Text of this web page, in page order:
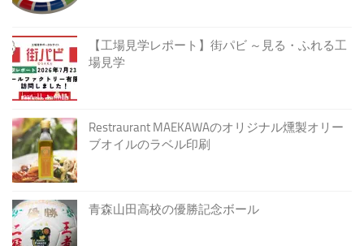
【工場見学レポート】街パビ ～見る・ふれる工
場見学
Restraurant MAEKAWAのオリジナル燻製オリー
ブオイルのラベル印刷
青森山田高校の優勝記念ボール